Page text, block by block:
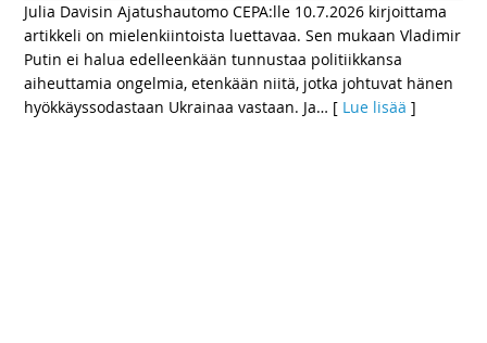
Julia Davisin Ajatushautomo CEPA:lle 10.7.2026 kirjoittama
artikkeli on mielenkiintoista luettavaa. Sen mukaan Vladimir
Putin ei halua edelleenkään tunnustaa politiikkansa
aiheuttamia ongelmia, etenkään niitä, jotka johtuvat hänen
hyökkäyssodastaan ​​Ukrainaa vastaan. Ja… [ Lue lisää ]